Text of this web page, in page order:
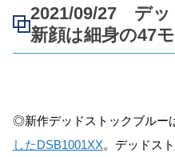
2021/09/27 デッ
新顔は細身の47
◎新作デッドストックブルー
したDSB1001XX。デッドス